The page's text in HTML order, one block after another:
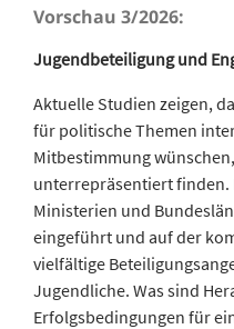
Vorschau 3/2026:
Jugendbeteiligung und
Aktuelle Studien zeigen,
für politische Themen
Mitbestimmung
unterrepräsentiert finden.
Ministerien und
eingeführt und auf der
vielfältige
Jugendliche. Was sind
Erfolgsbedingungen für